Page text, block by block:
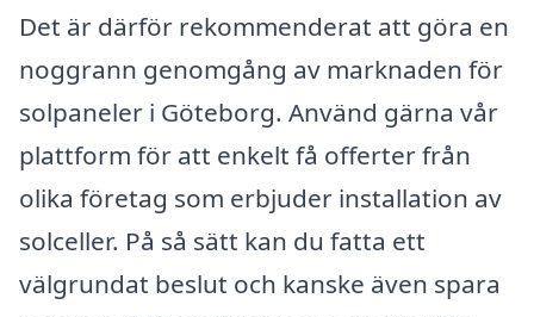
Det är därför rekommenderat att göra en
noggrann genomgång av marknaden för
solpaneler i Göteborg. Använd gärna vår
plattform för att enkelt få offerter från
olika företag som erbjuder installation av
solceller. På så sätt kan du fatta ett
välgrundat beslut och kanske även spara